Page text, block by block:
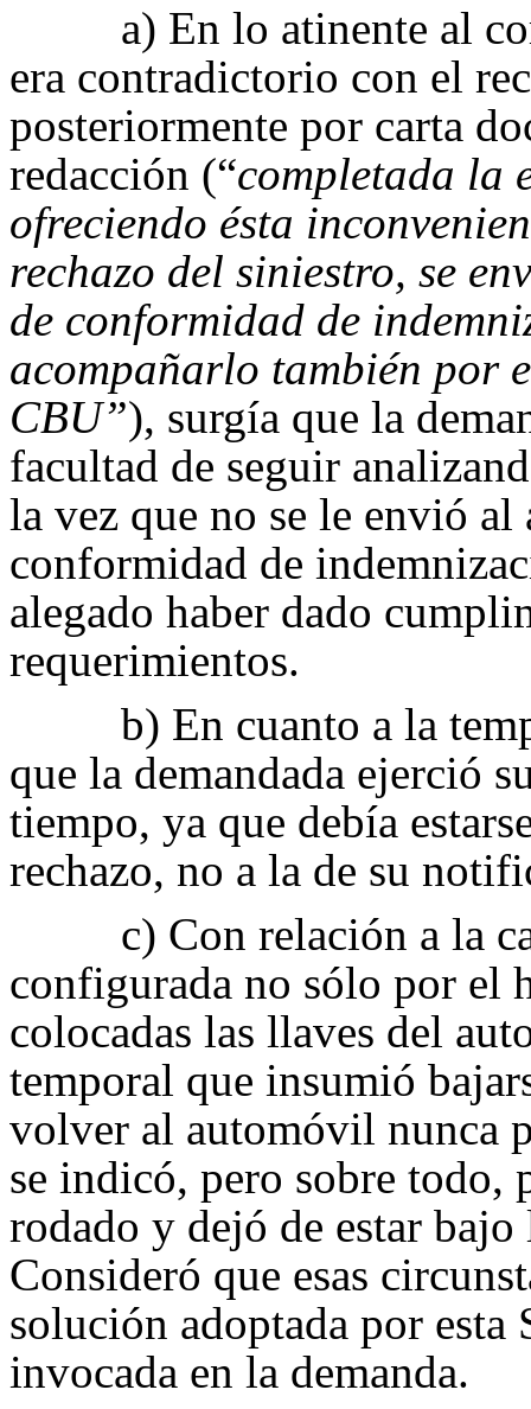
a) En lo atinente al
era contradictorio con el
posteriormente por carta
redacción (“completada la
ofreciendo ésta
rechazo del siniestro, se
de conformidad de
acompañarlo también por
CBU”), surgía que la
facultad de seguir
la vez que no se le envió
conformidad de
alegado haber dado
requerimientos.
b) En cuanto a la
que la demandada ejerció
tiempo, ya que debía
rechazo, no a la de su
c) Con relación a la
configurada no sólo por el
colocadas las llaves del
temporal que insumió
volver al automóvil nunca
se indicó, pero sobre todo,
rodado y dejó de estar
Consideró que esas
solución adoptada por esta
invocada en la demanda.